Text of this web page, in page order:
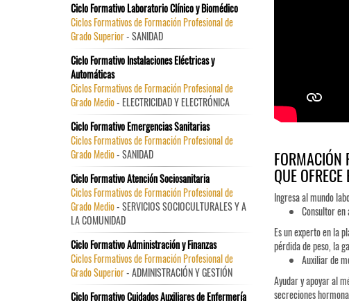
FORMACIÓN
QUE
Ingresa al mundo
Consultor
Es un experto en la
pérdida de peso, la
Auxiliar de
Ayudar y apoyar al
secreciones
Ciclo Formativo Laboratorio Clínico y Biomédico
Ciclos Formativos de Formación Profesional de
Grado Superior- SANIDAD
Ciclo Formativo Instalaciones Eléctricas y
Automáticas
Ciclos Formativos de Formación Profesional de
Grado Medio- ELECTRICIDAD Y ELECTRÓNICA
Ciclo Formativo Emergencias Sanitarias
Ciclos Formativos de Formación Profesional de
Grado Medio- SANIDAD
Ciclo Formativo Atención Sociosanitaria
Ciclos Formativos de Formación Profesional de
Grado Medio- SERVICIOS SOCIOCULTURALES Y A
LA COMUNIDAD
Ciclo Formativo Administración y Finanzas
Ciclos Formativos de Formación Profesional de
Grado Superior- ADMINISTRACIÓN Y GESTIÓN
Ciclo Formativo Cuidados Auxiliares de Enfermería